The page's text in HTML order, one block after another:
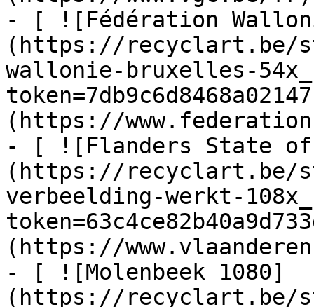
- [ ![Fédération
(https://recyclart.be/
wallonie-bruxelles-
(https://
- [ ![Flanders State
(https://recyclart.be/
verbeelding-werkt-
(https://
- [ ![Molenbeek 1080]
(https://recyclart.be/